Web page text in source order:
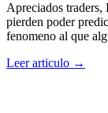
Apreciados traders,
pierden poder
fenomeno al que
Leer articulo →